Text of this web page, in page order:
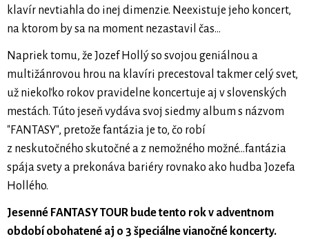
klavír nevtiahla do inej dimenzie. Neexistuje jeho koncert,
na ktorom by sa na moment nezastavil čas…
Napriek tomu, že Jozef Hollý so svojou geniálnou a
multižánrovou hrou na klavíri precestoval takmer celý svet,
už niekoľko rokov pravidelne koncertuje aj v slovenských
mestách. Túto jeseň vydáva svoj siedmy album s názvom
"FANTASY", pretože fantázia je to, čo robí
z neskutočného skutočné a z nemožného možné...fantázia
spája svety a prekonáva bariéry rovnako ako hudba Jozefa
Hollého.
Jesenné FANTASY TOUR bude tento rok v adventnom
období obohatené aj o 3 špeciálne vianočné koncerty.